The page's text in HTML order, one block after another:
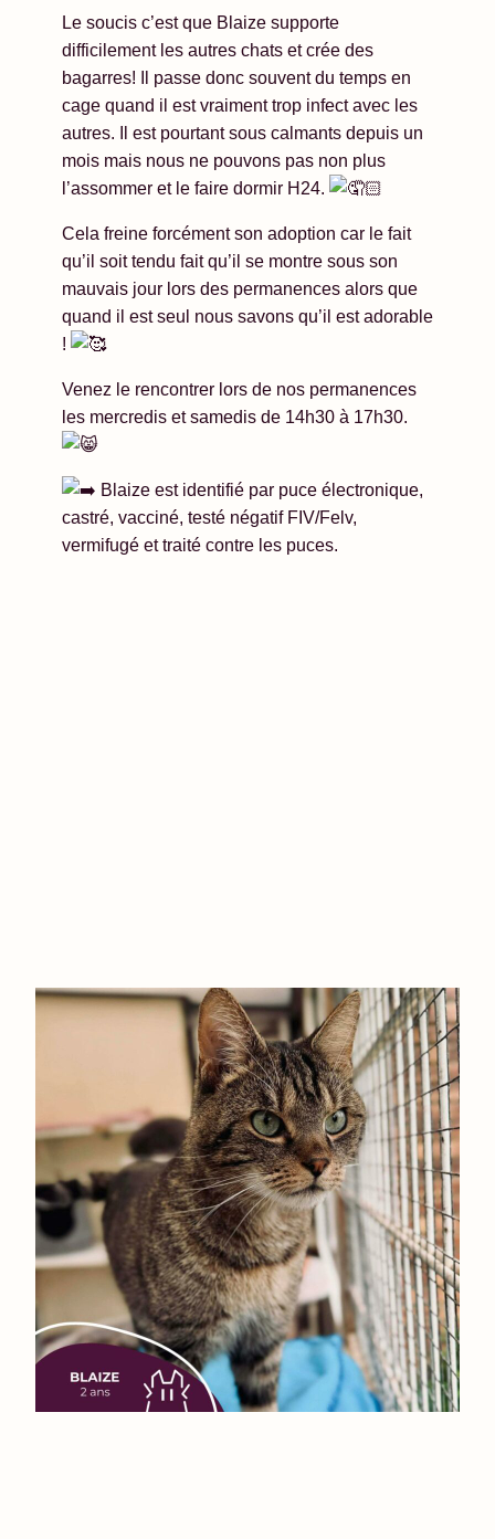
Le soucis c’est que Blaize supporte
difficilement les autres chats et crée des
bagarres! Il passe donc souvent du temps en
cage quand il est vraiment trop infect avec les
autres. Il est pourtant sous calmants depuis un
mois mais nous ne pouvons pas non plus
l’assommer et le faire dormir H24.
Cela freine forcément son adoption car le fait
qu’il soit tendu fait qu’il se montre sous son
mauvais jour lors des permanences alors que
quand il est seul nous savons qu’il est adorable
!
Venez le rencontrer lors de nos permanences
les mercredis et samedis de 14h30 à 17h30.
Blaize est identifié par puce électronique,
castré, vacciné, testé négatif FIV/Felv,
vermifugé et traité contre les puces.